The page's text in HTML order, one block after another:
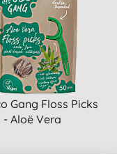
Gang Floss Picks
- Aloë Vera